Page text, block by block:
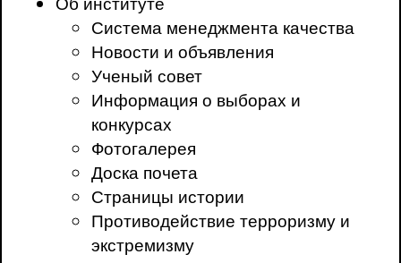
Система менеджмента качества
Новости и объявления
Ученый совет
Информация о выборах и
конкурсах
Фотогалерея
Доска почета
Страницы истории
Противодействие терроризму и
экстремизму